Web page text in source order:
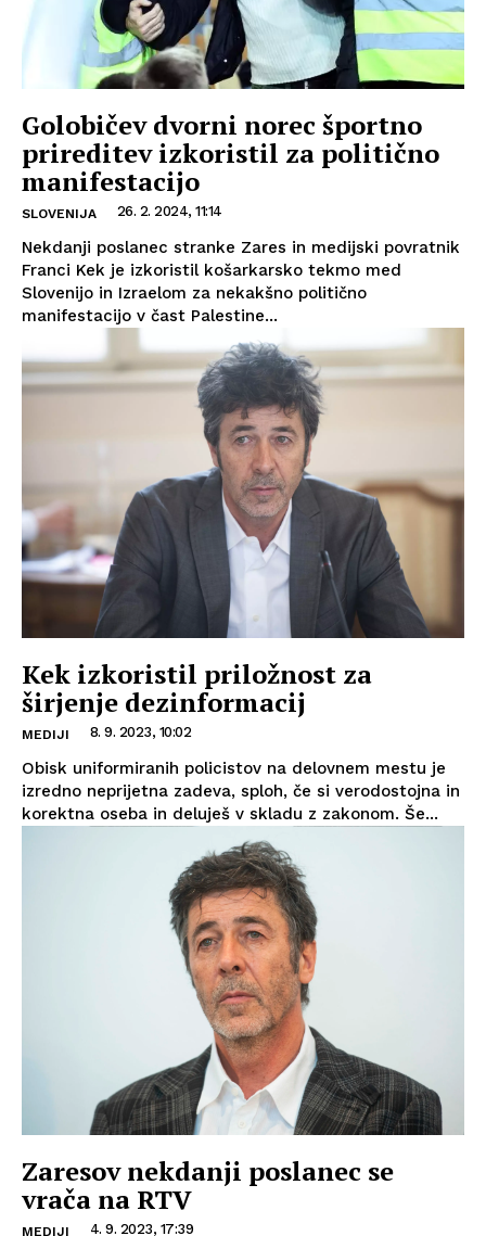
Golobičev dvorni norec športno
prireditev izkoristil za politično
manifestacijo
SLOVENIJA 26. 2. 2024, 11:14
Nekdanji poslanec stranke Zares in medijski povratnik
Franci Kek je izkoristil košarkarsko tekmo med
Slovenijo in Izraelom za nekakšno politično
manifestacijo v čast Palestine...
Kek izkoristil priložnost za
širjenje dezinformacij
MEDIJI 8. 9. 2023, 10:02
Obisk uniformiranih policistov na delovnem mestu je
izredno neprijetna zadeva, sploh, če si verodostojna in
korektna oseba in deluješ v skladu z zakonom. Še...
Zaresov nekdanji poslanec se
vrača na RTV
MEDIJI 4. 9. 2023, 17:39